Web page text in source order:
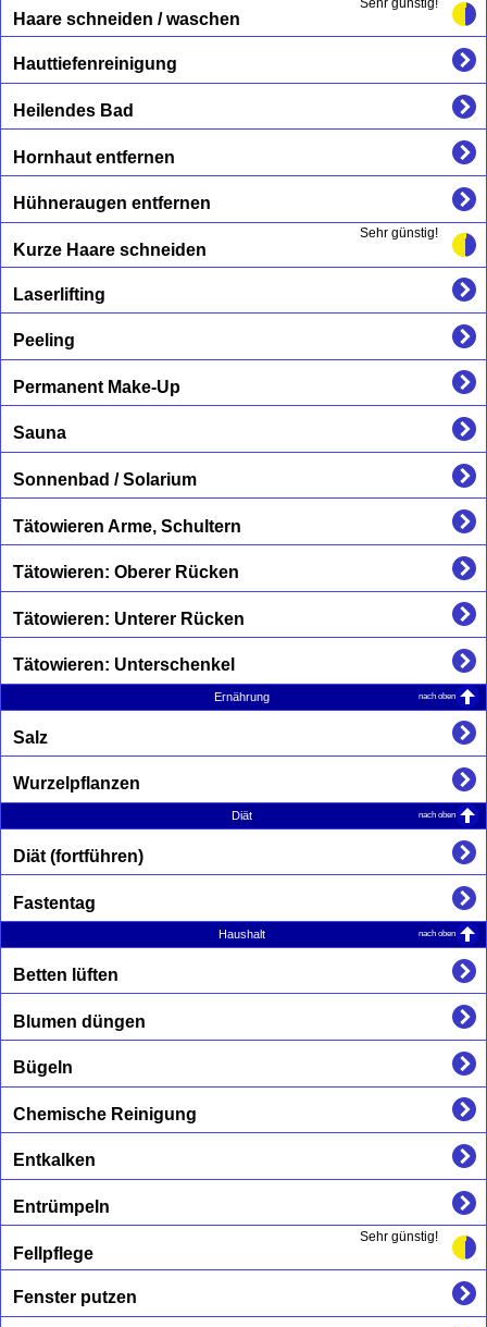
Haare schneiden / waschen
Hauttiefenreinigung
Heilendes Bad
Hornhaut entfernen
Hühneraugen entfernen
Sehr günstig!
Kurze Haare schneiden
Laserlifting
Peeling
Permanent Make-Up
Sauna
Sonnenbad / Solarium
Tätowieren Arme, Schultern
Tätowieren: Oberer Rücken
Tätowieren: Unterer Rücken
Tätowieren: Unterschenkel
Ernährung nach oben
Salz
Wurzelpflanzen
Diät nach oben
Diät (fortführen)
Fastentag
Haushalt nach oben
Betten lüften
Blumen düngen
Bügeln
Chemische Reinigung
Entkalken
Entrümpeln
Sehr günstig!
Fellpflege
Fenster putzen